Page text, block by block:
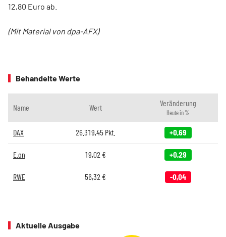
12,80 Euro ab.
(Mit Material von dpa-AFX)
Behandelte Werte
Name Wert Veränderung
Heute in %
DAX 26.319,45 Pkt. +0,69
E.on 19,02 € +0,29
RWE 56,32 € -0,04
Aktuelle Ausgabe